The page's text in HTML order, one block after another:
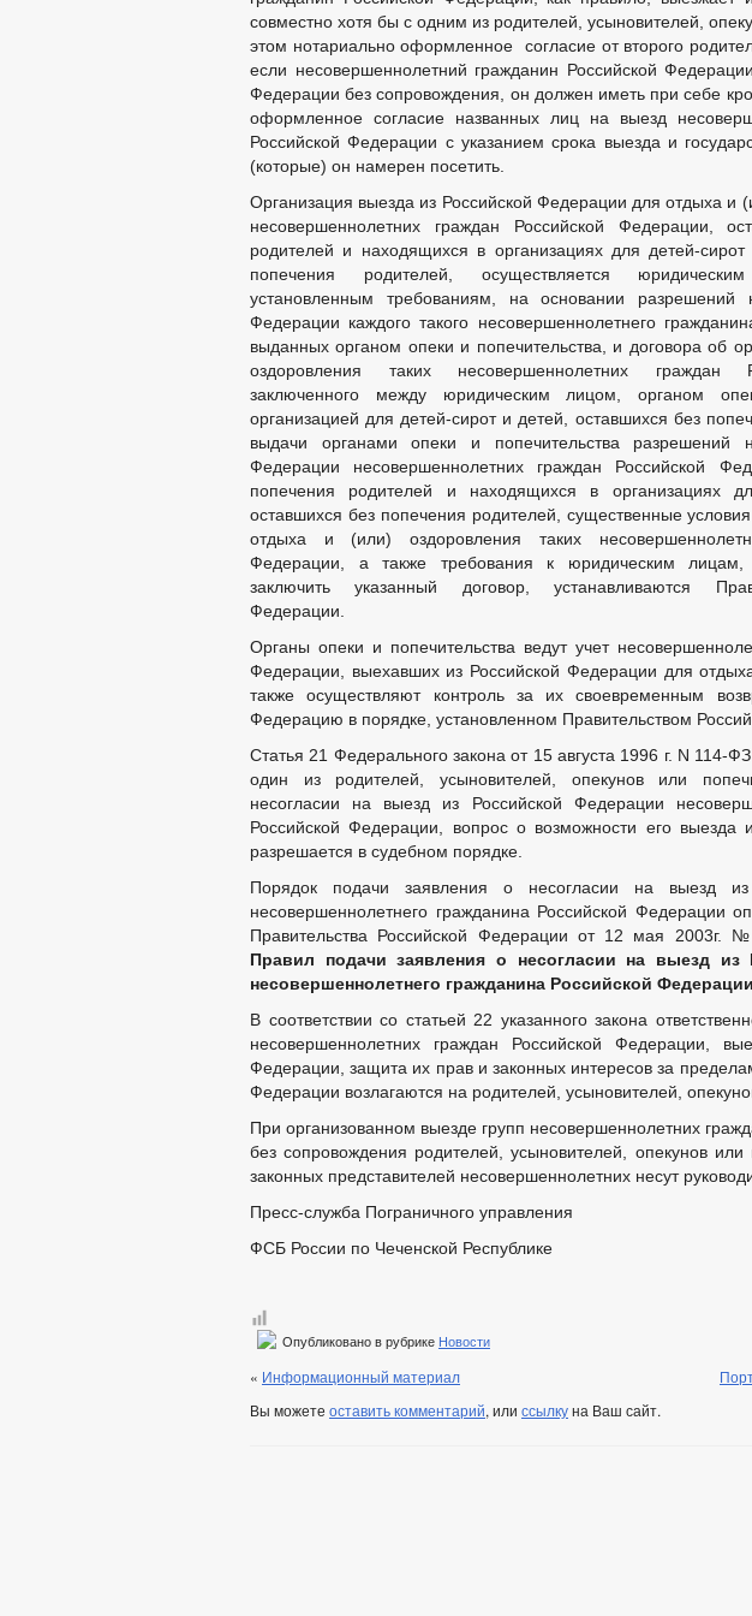
РЕЕСТР МУНИЦИПАЛЬНОГО ИМУЩЕСТВА
МЕСТНЫЕ
КОМИССИИ
РАБОЧАЯ ГРУППА АНК РАБОЧАЯ
РАБОЧАЯ ГРУППА ПО ПРОФИЛАКТИКЕ ПРАВОНАРУШЕНИЙ
КОМИССИЯ ПО СПИСАНИЮ ЗАДОЛЖЕННОСТИ ПО ПЛАТЕЖАМ В
ОБЩЕСТВЕННЫЙ СОВЕТ ПО РАССМОТРЕНИЮ ВОПРОСОВ
ИНФОРМАЦИЯ О ЛИЦАХ, ПРОПАВШИХ БЕЗ ВЕСТИ
ЦЕЛЕВЫЕ ПРОГРАММЫ
ЗАКУПКА ТОВАРОВ, РАБОТ И
СОВЕТ ДЕПУТАТОВ
ДЕПУТАТЫ СТРУКТУРА, ПОЛНОМОЧИЯ,
ГРАФИК ПРИЁМА ГРАЖДАН
СВЕДЕНИЯ
СОЦИАЛЬНЫЙ ПРОЕКТ — МУНИЦИПАЛЬНЫЙ
ПРОТИВОДЕЙСТВИЕ КОРРУПЦИИ
НПА ПО КОРРУПЦИИ
ИНЫЕ
АНТИКОРРУПЦИОННАЯ ЭКСПЕРТИЗА
ФОРМЫ ДОКУМЕНТОВ, СВЯЗАННЫХ
СВЕДЕНИЯ О ДОХОДАХ, РАСХОДАХ, ОБ ИМУЩЕСТВЕ И
КОМИССИЯ ПО СОБЛЮДЕНИЯ ТРЕБОВАНИЙ СЛУЖЕБНОМУ
ОБРАТНАЯ СВЯЗЬ ДЛЯ СООБЩЕНИЙ О ФАКТАХ КОРРУПЦИИ
ПРАВОВЫЕ АКТЫ
УСТАВ
РЕШЕНИЯ ПО ИЗМЕНЕНИЮ УСТАВА
2020
ПРОЕКТЫ К ОБСУЖДЕНИЮ
ПРОЕКТЫ РЕШЕНИЙ
ПРОЕКТЫ РЕШЕНИЙ О
ПРОЕКТЫ АДМИНИСТРАТИВНЫХ РЕГЛАМЕНТОВ
_
ПЕРЕЧЕНЬ НПА, СОДЕРЖАЩИХ ОБЯЗАТЕЛЬНЫЕ ТРЕБОВАНИЯ
РАСПОРЯЖЕНИЯ АДМИНИСТРАЦИИ
РЕШЕНИЯ
АДМИНИСТРАТИВНЫЕ РЕГЛАМЕНТЫ
ПУБЛИЧНЫЕ
БЮДЖЕТ
БЮДЖЕТ ПО ГОДАМ
ОТЧЕТ ОБ ИСПОЛНЕНИИ БЮДЖЕТА
МУНИЦИПАЛЬНЫЕ УСЛУГИ
ПРЕДОСТАВЛЕНИЕ УСЛУГ ИНВАЛИДАМ
НОРМАТИВНО-ПРАВОВЫЕ АКТЫ
ПЕРЕЧЕНЬ НПА, СОДЕРЖАЩИХ ОБЯЗАТЕЛЬНЫЕ ТРЕБОВАНИЯ,
ПРИЕМ ГРАЖДАН
ОБЗОРЫ ОБРАЩЕНИЙ ГРАЖДАН
ФОРМА
РЕГЛАМЕНТ РАССМОТРЕНИЯ ОБРАЩЕНИЙ
совместно хотя бы с одним из родителей, усыновителей,
этом нотариально оформленное согласие от второго
если несовершеннолетний гражданин Российской
Федерации без сопровождения, он должен иметь при себе
оформленное согласие названных лиц на выезд
Российской Федерации с указанием срока выезда и
(которые) он намерен посетить.
Организация выезда из Российской Федерации для отдыха и
несовершеннолетних граждан Российской Федерации,
родителей и находящихся в организациях для детей-
попечения родителей, осуществляется
установленным требованиям, на основании разрешений
Федерации каждого такого несовершеннолетнего
выданных органом опеки и попечительства, и договора об
оздоровления таких несовершеннолетних граждан
заключенного между юридическим лицом, органом
организацией для детей-сирот и детей, оставшихся без
выдачи органами опеки и попечительства разрешений
Федерации несовершеннолетних граждан Российской
попечения родителей и находящихся в организациях
оставшихся без попечения родителей, существенные
отдыха и (или) оздоровления таких
Федерации, а также требования к юридическим
заключить указанный договор, устанавливаются
Федерации.
Органы опеки и попечительства ведут учет
Федерации, выехавших из Российской Федерации для
также осуществляют контроль за их своевременным
Федерацию в порядке, установленном Правительством
Статья 21 Федерального закона от 15 августа 1996 г. N 114-
один из родителей, усыновителей, опекунов или
несогласии на выезд из Российской Федерации
Российской Федерации, вопрос о возможности его выезда
разрешается в судебном порядке.
Порядок подачи заявления о несогласии на выезд из
несовершеннолетнего гражданина Российской Федерации
Правительства Российской Федерации от 12 мая 2003г.
Правил подачи заявления о несогласии на выезд из
несовершеннолетнего гражданина Российской Федерации
В соответствии со статьей 22 указанного закона
несовершеннолетних граждан Российской Федерации,
Федерации, защита их прав и законных интересов за
Федерации возлагаются на родителей, усыновителей,
При организованном выезде групп несовершеннолетних
без сопровождения родителей, усыновителей, опекунов или
законных представителей несовершеннолетних несут
Пресс-служба Пограничного управления
ФСБ России по Чеченской Республике
Опубликовано в рубрике Новости
« Информационный материал
Вы можете оставить комментарий, или ссылкуна Ваш сайт.